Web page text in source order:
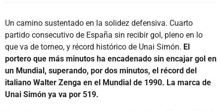
Un camino sustentado en la solidez defensiva. Cuarto
partido consecutivo de España sin recibir gol, pleno en lo
que va de torneo, y récord histórico de Unai Simón. El
portero que más minutos ha encadenado sin encajar gol en
un Mundial, superando, por dos minutos, el récord del
italiano Walter Zenga en el Mundial de 1990. La marca de
Unai Simón ya va por 519.